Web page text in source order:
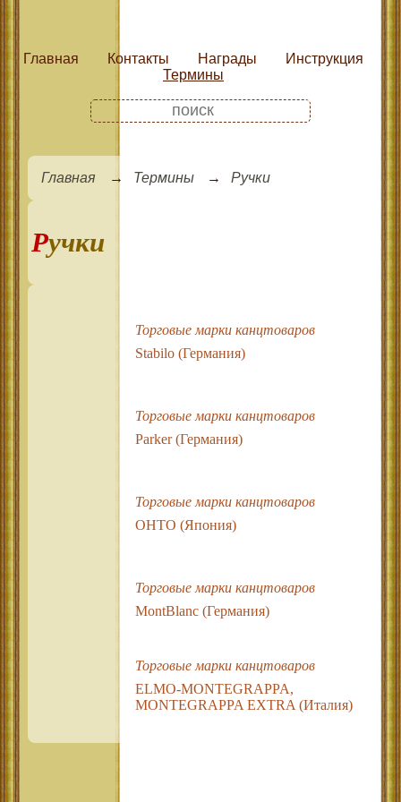
Главная Контакты Награды
Инструкция
Термины
Главная Термины Ручки
Ручки
Торговые марки канцтоваров
Stabilo (Германия)
Торговые марки канцтоваров
Parker (Германия)
Торговые марки канцтоваров
OHTO (Япония)
Торговые марки канцтоваров
MontBlanc (Германия)
Торговые марки канцтоваров
ELMO-MONTEGRAPPA,
MONTEGRAPPA EXTRA (Италия)